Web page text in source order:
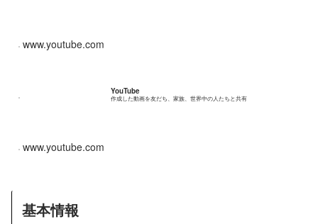
www.youtube.com
YouTube
作成した動画を友だち、家族、世界中の人たちと共有
www.youtube.com
基本情報